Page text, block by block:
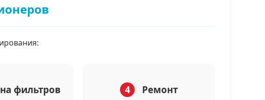
фильтров 4
Ремонт